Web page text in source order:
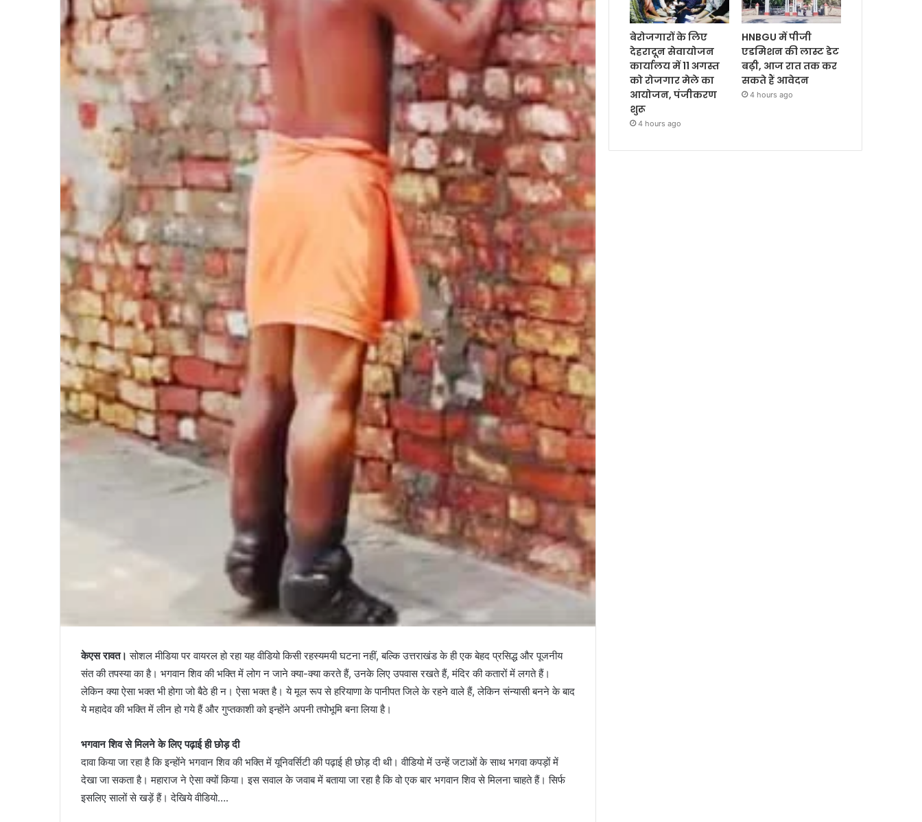
केएस रावत। सोशल मीडिया पर वायरल हो रहा यह वीडियो किसी रहस्यमयी घटना नहीं, बल्कि उत्तराखंड के ही एक बेहद प्रसिद्ध और पूजनीय
संत की तपस्या का है। भगवान शिव की भक्ति में लोग न जाने क्या-क्या करते हैं, उनके लिए उपवास रखते हैं, मंदिर की कतारों में लगते हैं।
लेकिन क्या ऐसा भक्त भी होगा जो बैठे ही न। ऐसा भक्त है। ये मूल रूप से हरियाणा के पानीपत जिले के रहने वाले हैं, लेकिन संन्यासी बनने के बाद
ये महादेव की भक्ति में लीन हो गये हैं और गुप्तकाशी को इन्होंने अपनी तपोभूमि बना लिया है।
भगवान शिव से मिलने के लिए पढ़ाई ही छोड़ दी
दावा किया जा रहा है कि इन्होंने भगवान शिव की भक्ति में यूनिवर्सिटी की पढ़ाई ही छोड़ दी थी। वीडियो में उन्हें जटाओं के साथ भगवा कपड़ों में
देखा जा सकता है। महाराज ने ऐसा क्यों किया। इस सवाल के जवाब में बताया जा रहा है कि वो एक बार भगवान शिव से मिलना चाहते हैं। सिर्फ
इसलिए सालों से खड़ें हैं। देखिये वीडियो….
बेरोजगारों के लिए
देहरादून सेवायोजन
कार्यालय में 11 अगस्त
को रोजगार मेले का
आयोजन, पंजीकरण
शुरू
4 hours ago
HNBGU में पीजी
एडमिशन की लास्ट डेट
बढ़ी, आज रात तक कर
सकते हैं आवेदन
4 hours ago